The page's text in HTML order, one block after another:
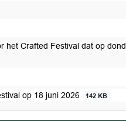
het Crafted Festival dat op
op 18 juni 2026 142 KB